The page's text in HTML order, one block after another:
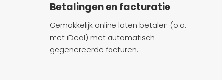
Betalingen en facturatie
Gemakkelijk online laten betalen (o.a.
met iDeal) met automatisch
gegenereerde facturen.